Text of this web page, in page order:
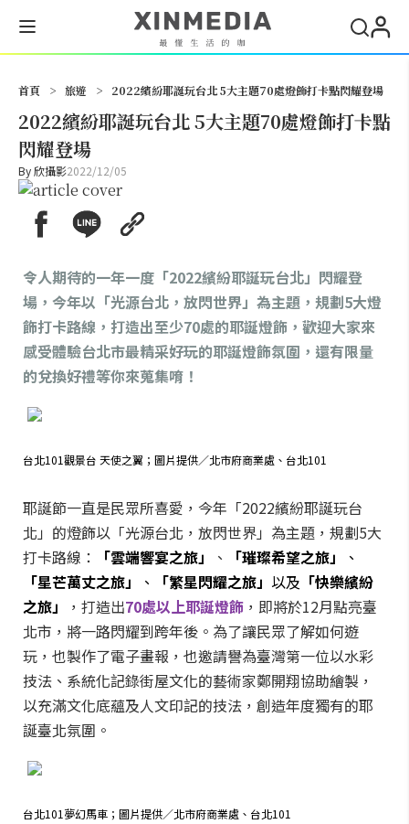
首頁 > 旅遊 > 2022繽紛耶誕玩台北 5大主題70處燈飾打卡點閃耀登場
2022繽紛耶誕玩台北 5大主題70處燈飾打卡點
閃耀登場
By欣攝影2022/12/05
令人期待的一年一度「2022繽紛耶誕玩台北」閃耀登
場，今年以「光源台北，放閃世界」為主題，規劃5大燈
飾打卡路線，打造出至少70處的耶誕燈飾，歡迎大家來
感受體驗台北市最精采好玩的耶誕燈飾氛圍，還有限量
的兌換好禮等你來蒐集唷！
台北101觀景台 天使之翼；圖片提供／北市府商業處、台北101
耶誕節一直是民眾所喜愛，今年「2022繽紛耶誕玩台
北」的燈飾以「光源台北，放閃世界」為主題，規劃5大
打卡路線：
「雲端響宴之旅」 、 「璀璨希望之旅」
、
「星芒萬丈之旅」
、 「繁星閃耀之旅」 以及 「快樂繽紛
之旅」
，打造出70處以上耶誕燈飾 ，即將於12月點亮臺
北市，將一路閃耀到跨年後。為了讓民眾了解如何遊
玩，也製作了電子畫報，也邀請譽為臺灣第一位以水彩
技法、系統化記錄街屋文化的藝術家鄭開翔協助繪製，
以充滿文化底蘊及人文印記的技法，創造年度獨有的耶
誕臺北氛圍。
台北101夢幻馬車；圖片提供／北市府商業處、台北101